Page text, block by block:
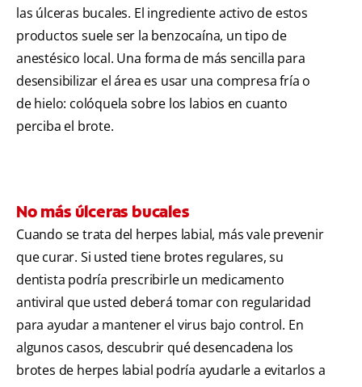
las úlceras bucales. El ingrediente activo de estos
productos suele ser la benzocaína, un tipo de
anestésico local. Una forma de más sencilla para
desensibilizar el área es usar una compresa fría o
de hielo: colóquela sobre los labios en cuanto
perciba el brote.
No más úlceras bucales
Cuando se trata del herpes labial, más vale prevenir
que curar. Si usted tiene brotes regulares, su
dentista podría prescribirle un medicamento
antiviral que usted deberá tomar con regularidad
para ayudar a mantener el virus bajo control. En
algunos casos, descubrir qué desencadena los
brotes de herpes labial podría ayudarle a evitarlos a